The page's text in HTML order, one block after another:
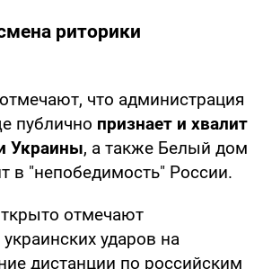
риторики
что администрация
публично признает и хвалит
Украины, а также Белый дом
в "непобедимость" России.
отмечают
ударов на
дистанции по российским